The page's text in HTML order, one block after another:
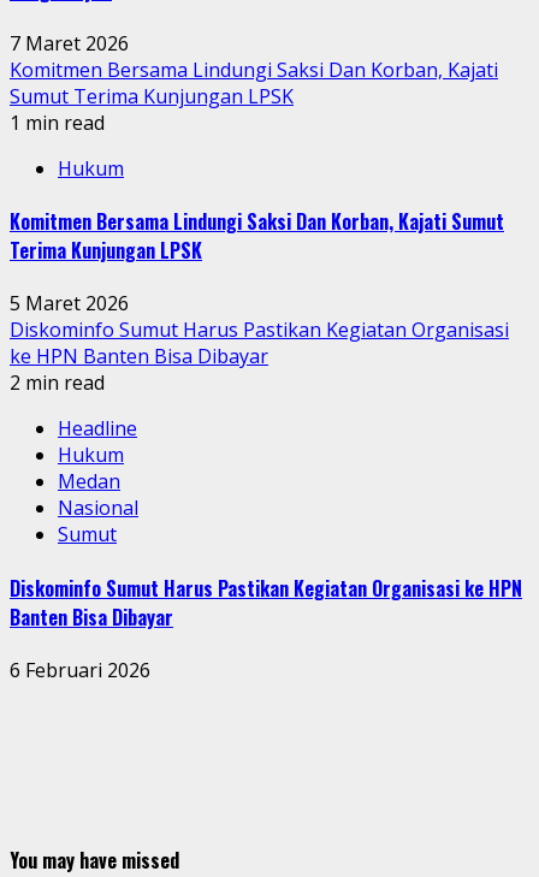
7 Maret 2026
Komitmen Bersama Lindungi Saksi Dan Korban, Kajati
Sumut Terima Kunjungan LPSK
1 min read
Hukum
Komitmen Bersama Lindungi Saksi Dan Korban, Kajati Sumut
Terima Kunjungan LPSK
5 Maret 2026
Diskominfo Sumut Harus Pastikan Kegiatan Organisasi
ke HPN Banten Bisa Dibayar
2 min read
Headline
Hukum
Medan
Nasional
Sumut
Diskominfo Sumut Harus Pastikan Kegiatan Organisasi ke HPN
Banten Bisa Dibayar
6 Februari 2026
You may have missed